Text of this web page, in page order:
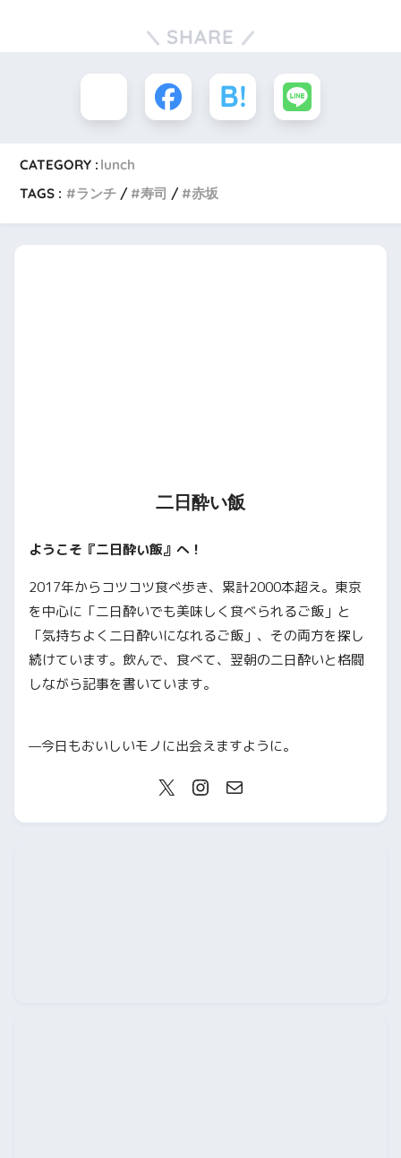
SHARE
CATEGORY : lunch
TAGS :
ランチ 寿司 赤坂
二日酔い飯
ようこそ『二日酔い飯』へ！
2017年からコツコツ食べ歩き、累計2000本超え。東京
を中心に「二日酔いでも美味しく食べられるご飯」と
「気持ちよく二日酔いになれるご飯」、その両方を探し
続けています。飲んで、食べて、翌朝の二日酔いと格闘
しながら記事を書いています。
—今日もおいしいモノに出会えますように。